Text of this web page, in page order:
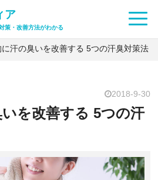
ア
策・改善方法がわかる
汗の臭いを改善する 5つの汗臭対策法
2018-9-30
を改善する 5つの汗